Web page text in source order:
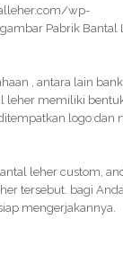
wp-
Pabrik Bantal
, antara lain
leher memiliki
logo dan
leher custom,
tersebut. bagi
mengerjakannya.